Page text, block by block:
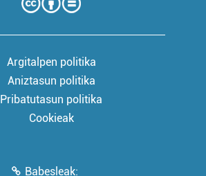
Argitalpen politika
Aniztasun politika
Pribatutasun politika
Cookieak
Babesleak: